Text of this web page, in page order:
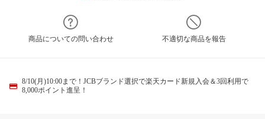
商品についての問い合わせ 不適切な商品を報告
8/10(月)10:00まで！JCBブランド選択で楽天カード新規入会＆3回利用で
8,000ポイント進呈！